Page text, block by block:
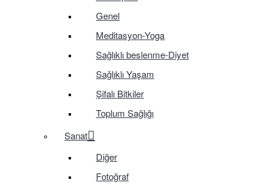
Genel
Meditasyon-Yoga
Sağlıklı beslenme-Diyet
Sağlıklı Yaşam
Şifalı Bitkiler
Toplum Sağlığı
Sanat
Diğer
Fotoğraf